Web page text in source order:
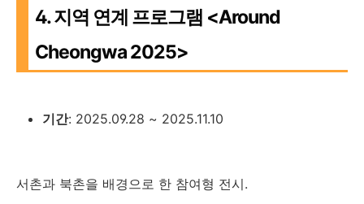
4. 지역 연계 프로그램 <Around
Cheongwa 2025>
기간: 2025.09.28 ~ 2025.11.10
서촌과 북촌을 배경으로 한 참여형 전시.